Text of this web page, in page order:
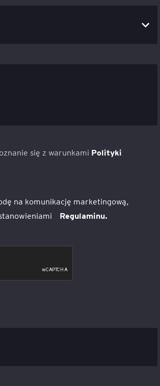
się z warunkami Polityki
na komunikację marketingową,
Regulaminu.